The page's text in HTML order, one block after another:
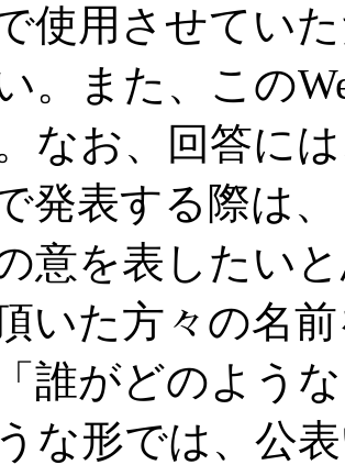
使用させてい
。また、この
なお、回答に
発表する際は
意を表したい
いた方々の名
誰がどのよう
な形では、公